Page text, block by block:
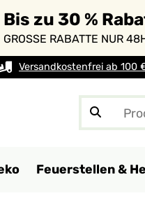
Bis zu 30 %
GROSSE RABATTE NUR
Versandkostenfrei ab 100
Feuerstellen &